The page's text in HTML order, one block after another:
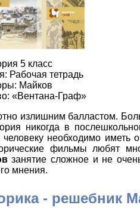
5 класс
Рабочая тетрадь
Майков
«Вентана-Граф»
излишним балластом.
никогда в
необходимо
фильмы любят
занятие сложное и не
мнения.
- решебник